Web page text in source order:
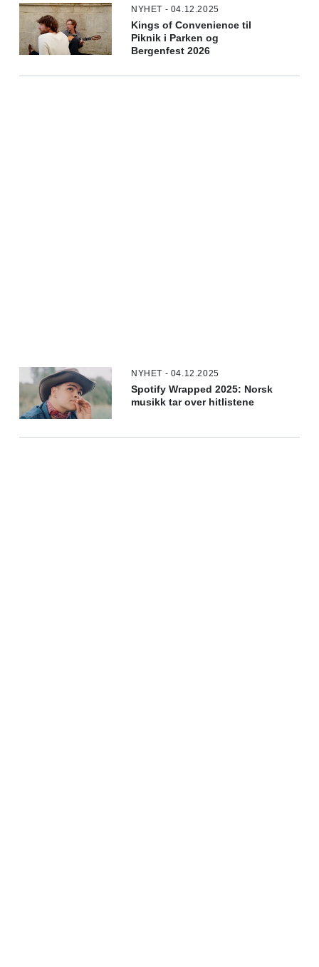
NYHET - 04.12.2025
Kings of Convenience til
Piknik i Parken og
Bergenfest 2026
NYHET - 04.12.2025
Spotify Wrapped 2025: Norsk
musikk tar over hitlistene